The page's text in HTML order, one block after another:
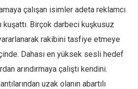
çalışan isimler adeta reklamcı
kuşattı. Birçok darbeci kuşkusuz
rakibini tasfiye etmeye
Dahası en yüksek sesli hedef
arındırmaya çalıştı kendini.
uzak olanın abartılı